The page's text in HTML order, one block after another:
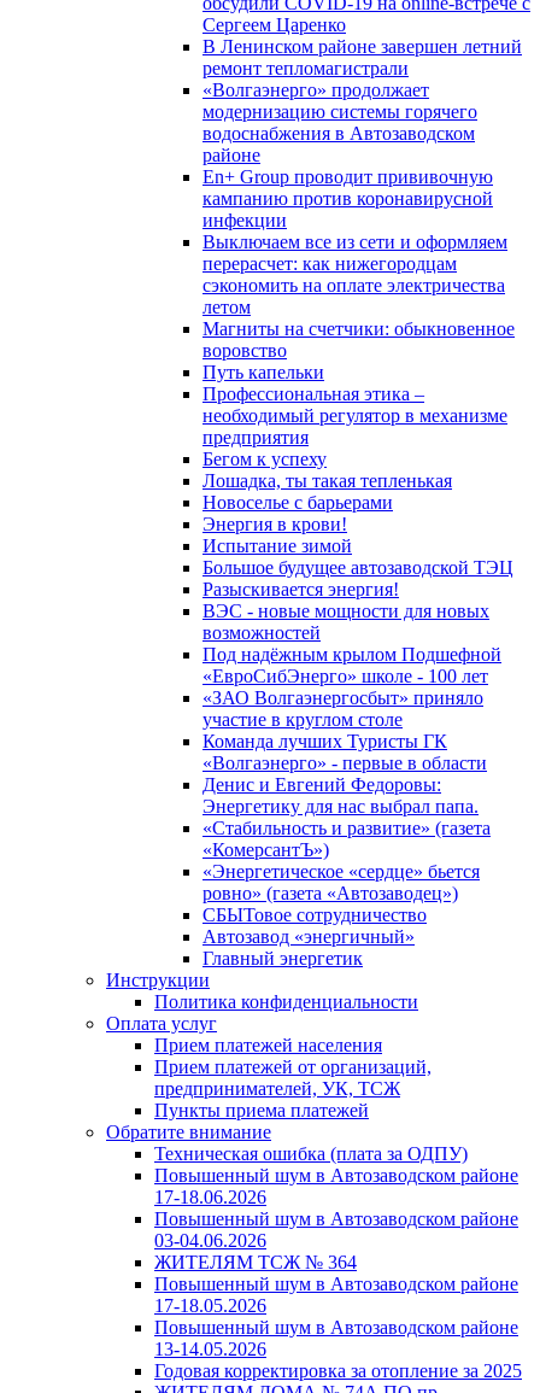
Сергеем Царенко
В Ленинском районе завершен летний
ремонт тепломагистрали
«Волгаэнерго» продолжает
модернизацию системы горячего
водоснабжения в Автозаводском
районе
En+ Group проводит прививочную
кампанию против коронавирусной
инфекции
Выключаем все из сети и оформляем
перерасчет: как нижегородцам
сэкономить на оплате электричества
летом
Магниты на счетчики: обыкновенное
воровство
Путь капельки
Профессиональная этика –
необходимый регулятор в механизме
предприятия
Бегом к успеху
Лошадка, ты такая тепленькая
Новоселье с барьерами
Энергия в крови!
Испытание зимой
Большое будущее автозаводской ТЭЦ
Разыскивается энергия!
ВЭС - новые мощности для новых
возможностей
Под надёжным крылом Подшефной
«ЕвроСибЭнерго» школе - 100 лет
«ЗАО Волгаэнергосбыт» приняло
участие в круглом столе
Команда лучших Туристы ГК
«Волгаэнерго» - первые в области
Денис и Евгений Федоровы:
Энергетику для нас выбрал папа.
«Стабильность и развитие» (газета
«КомерсантЪ»)
«Энергетическое «сердце» бьется
ровно» (газета «Автозаводец»)
СБЫТовое сотрудничество
Автозавод «энергичный»
Главный энергетик
Инструкции
Политика конфиденциальности
Оплата услуг
Прием платежей населения
Прием платежей от организаций,
предпринимателей, УК, ТСЖ
Пункты приема платежей
Обратите внимание
Техническая ошибка (плата за ОДПУ)
Повышенный шум в Автозаводском районе
17-18.06.2026
Повышенный шум в Автозаводском районе
03-04.06.2026
ЖИТЕЛЯМ ТСЖ № 364
Повышенный шум в Автозаводском районе
17-18.05.2026
Повышенный шум в Автозаводском районе
13-14.05.2026
Годовая корректировка за отопление за 2025